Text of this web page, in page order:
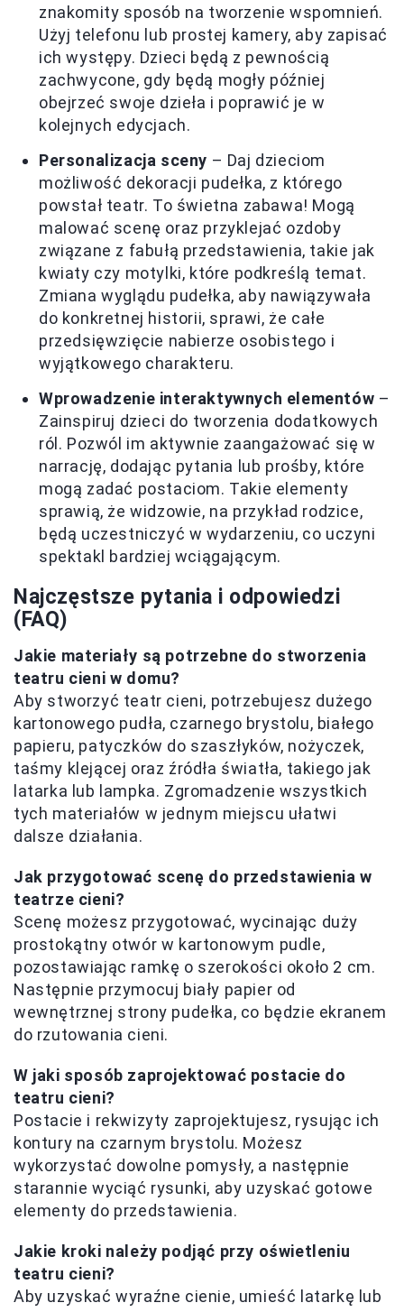
znakomity sposób na tworzenie wspomnień.
Użyj telefonu lub prostej kamery, aby zapisać
ich występy. Dzieci będą z pewnością
zachwycone, gdy będą mogły później
obejrzeć swoje dzieła i poprawić je w
kolejnych edycjach.
Personalizacja sceny – Daj dzieciom
możliwość dekoracji pudełka, z którego
powstał teatr. To świetna zabawa! Mogą
malować scenę oraz przyklejać ozdoby
związane z fabułą przedstawienia, takie jak
kwiaty czy motylki, które podkreślą temat.
Zmiana wyglądu pudełka, aby nawiązywała
do konkretnej historii, sprawi, że całe
przedsięwzięcie nabierze osobistego i
wyjątkowego charakteru.
Wprowadzenie interaktywnych elementów –
Zainspiruj dzieci do tworzenia dodatkowych
ról. Pozwól im aktywnie zaangażować się w
narrację, dodając pytania lub prośby, które
mogą zadać postaciom. Takie elementy
sprawią, że widzowie, na przykład rodzice,
będą uczestniczyć w wydarzeniu, co uczyni
spektakl bardziej wciągającym.
Najczęstsze pytania i odpowiedzi
(FAQ)
Jakie materiały są potrzebne do stworzenia
teatru cieni w domu?
Aby stworzyć teatr cieni, potrzebujesz dużego
kartonowego pudła, czarnego brystolu, białego
papieru, patyczków do szaszłyków, nożyczek,
taśmy klejącej oraz źródła światła, takiego jak
latarka lub lampka. Zgromadzenie wszystkich
tych materiałów w jednym miejscu ułatwi
dalsze działania.
Jak przygotować scenę do przedstawienia w
teatrze cieni?
Scenę możesz przygotować, wycinając duży
prostokątny otwór w kartonowym pudle,
pozostawiając ramkę o szerokości około 2 cm.
Następnie przymocuj biały papier od
wewnętrznej strony pudełka, co będzie ekranem
do rzutowania cieni.
W jaki sposób zaprojektować postacie do
teatru cieni?
Postacie i rekwizyty zaprojektujesz, rysując ich
kontury na czarnym brystolu. Możesz
wykorzystać dowolne pomysły, a następnie
starannie wyciąć rysunki, aby uzyskać gotowe
elementy do przedstawienia.
Jakie kroki należy podjąć przy oświetleniu
teatru cieni?
Aby uzyskać wyraźne cienie, umieść latarkę lub